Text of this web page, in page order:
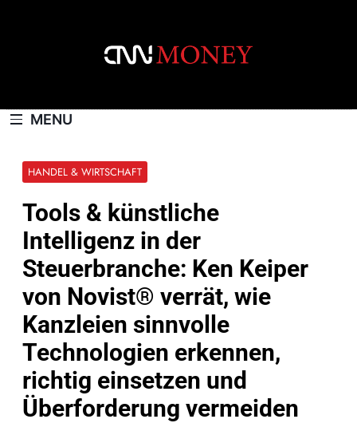
MENU
HANDEL & WIRTSCHAFT
Tools & künstliche
Intelligenz in der
Steuerbranche: Ken Keiper
von Novist® verrät, wie
Kanzleien sinnvolle
Technologien erkennen,
richtig einsetzen und
Überforderung vermeiden